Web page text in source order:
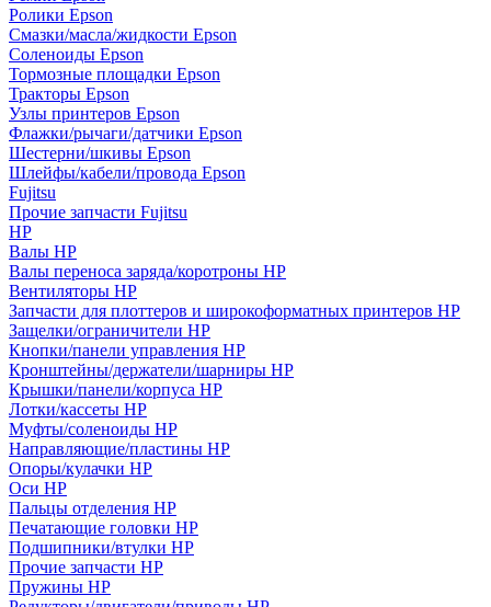
Ролики Epson
Смазки/масла/жидкости Epson
Соленоиды Epson
Тормозные площадки Epson
Тракторы Epson
Узлы принтеров Epson
Флажки/рычаги/датчики Epson
Шестерни/шкивы Epson
Шлейфы/кабели/провода Epson
Fujitsu
Прочие запчасти Fujitsu
HP
Валы HP
Валы переноса заряда/коротроны HP
Вентиляторы HP
Запчасти для плоттеров и широкоформатных принтеров HP
Защелки/ограничители HP
Кнопки/панели управления HP
Кронштейны/держатели/шарниры HP
Крышки/панели/корпуса HP
Лотки/кассеты HP
Муфты/соленоиды HP
Направляющие/пластины HP
Опоры/кулачки HP
Оси HP
Пальцы отделения HP
Печатающие головки HP
Подшипники/втулки HP
Прочие запчасти HP
Пружины HP